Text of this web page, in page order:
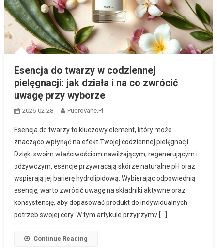
Esencja do twarzy w codziennej
pielęgnacji: jak działa i na co zwrócić
uwagę przy wyborze
2026-02-28 Pudrovane.pl
Esencja do twarzy to kluczowy element, który może
znacząco wpłynąć na efekt Twojej codziennej pielęgnacji.
Dzięki swoim właściwościom nawilżającym, regenerującym i
odżywczym, esencje przywracają skórze naturalne pH oraz
wspierają jej barierę hydrolipidową. Wybierając odpowiednią
esencję, warto zwrócić uwagę na składniki aktywne oraz
konsystencję, aby dopasować produkt do indywidualnych
potrzeb swojej cery. W tym artykule przyjrzymy […]
Continue Reading